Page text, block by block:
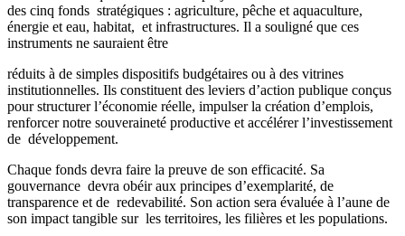
des cinq fonds stratégiques : agriculture, pêche et aquaculture,
énergie et eau, habitat, et infrastructures. Il a souligné que ces
instruments ne sauraient être
réduits à de simples dispositifs budgétaires ou à des vitrines
institutionnelles. Ils constituent des leviers d’action publique conçus
pour structurer l’économie réelle, impulser la création d’emplois,
renforcer notre souveraineté productive et accélérer l’investissement
de développement.
Chaque fonds devra faire la preuve de son efficacité. Sa
gouvernance devra obéir aux principes d’exemplarité, de
transparence et de redevabilité. Son action sera évaluée à l’aune de
son impact tangible sur les territoires, les filières et les populations.